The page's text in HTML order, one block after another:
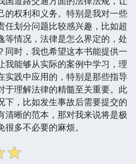
的权利和义务。特别是我对一些
任划分问题比较感兴趣，比如超
等情况，法律是怎么界定的，处
同时，我也希望这本书能提供一
我能够从实际的案例中学习，理
实践中应用的，特别是那些指导
于理解法律的精髓至关重要。此
下，比如发生事故后需要提交的
清晰的范本，那对我来说将是极
多不必要的麻烦。
☆